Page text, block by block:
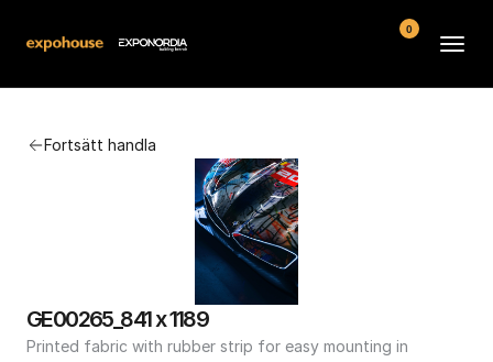
Fortsätt handla
GE00265_841 x 1189
Printed fabric with rubber strip for easy mounting in
Kontakt
Köpvillkor
0